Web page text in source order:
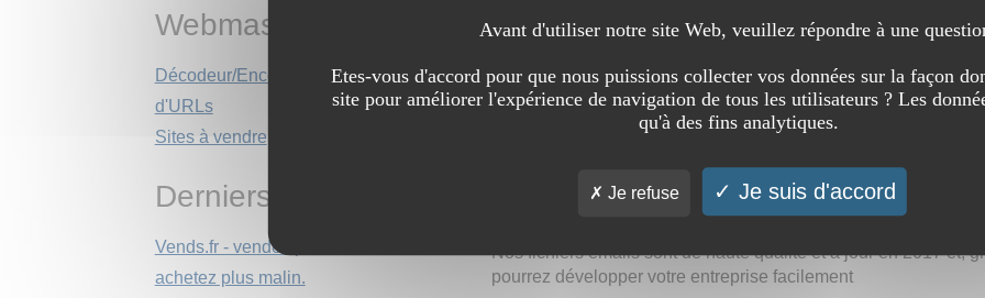
Référenceur
Présentez le site aux internautes :
Notre platefrome propose le vente de listes de prospections
français. Ces emails sont utilisables pour l'envoi de
Pourquoi est-il intéressant ? Qu'est-ce qui
Nos fichiers emails sont de haute qualité et à jour en 2017 et,
pourrez développer votre entreprise facilement
Webmasters
Décodeur/Encodeur
d'URLs
Sites à vendre
Derniers sites
Vends.fr - vendez plus vite.
achetez plus malin.
Avant d'utiliser notre site Web, veuillez répondre à une
Etes-vous d'accord pour que nous puissions collecter vos données sur la façon
site pour améliorer l'expérience de navigation de tous les utilisateurs ? Les
qu'à des fins analytiques.
Je refuse Je suis d'accord